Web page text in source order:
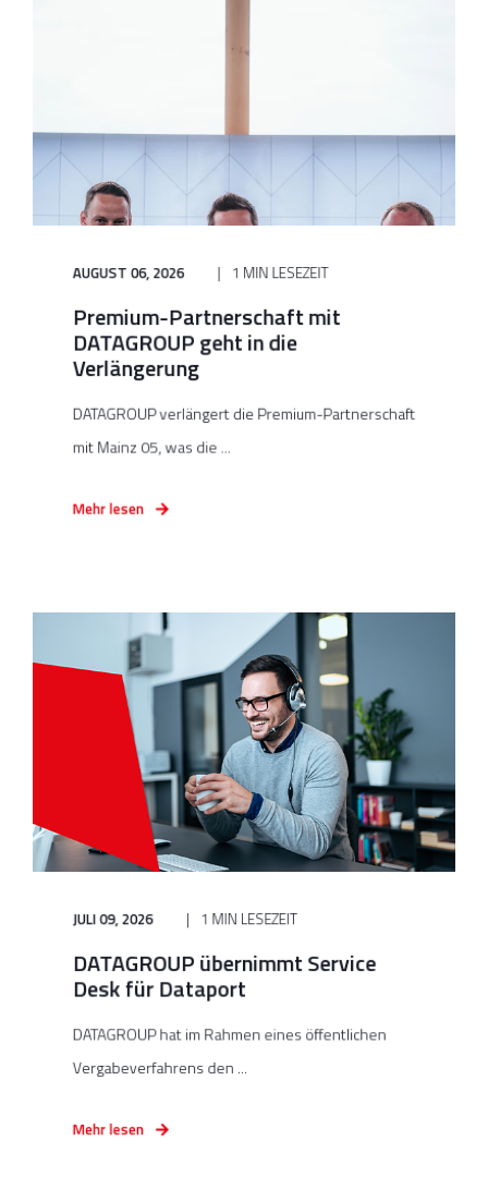
AUGUST 06, 2026 1 MIN LESEZEIT
Premium-Partnerschaft mit
DATAGROUP geht in die
Verlängerung
DATAGROUP verlängert die Premium-Partnerschaft
mit Mainz 05, was die ...
Mehr lesen
JULI 09, 2026 1 MIN LESEZEIT
DATAGROUP übernimmt Service
Desk für Dataport
DATAGROUP hat im Rahmen eines öffentlichen
Vergabeverfahrens den ...
Mehr lesen